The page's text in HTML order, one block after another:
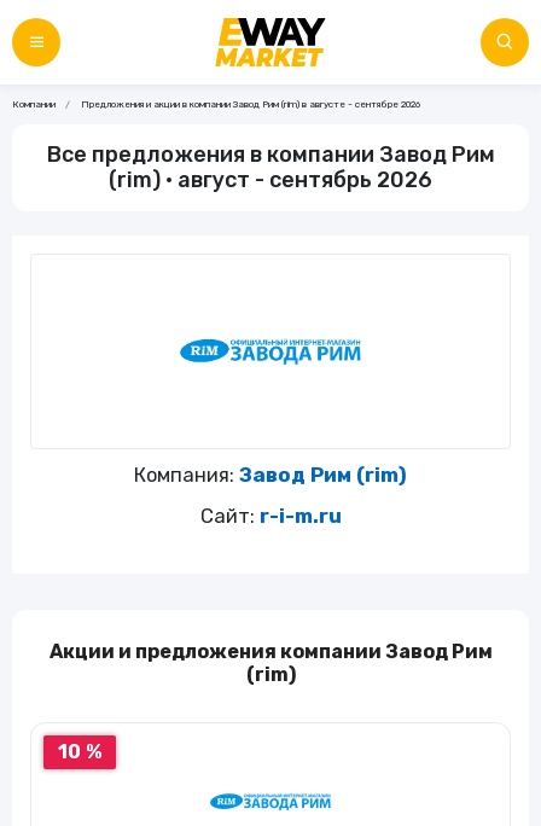
Компании Предложения и акции в компании Завод Рим (rim) в августе - сентябре 2026
Все предложения в компании Завод Рим
(rim) • август - сентябрь 2026
Компания: Завод Рим (rim)
Сайт: r-i-m.ru
Акции и предложения компании Завод Рим
(rim)
10 %